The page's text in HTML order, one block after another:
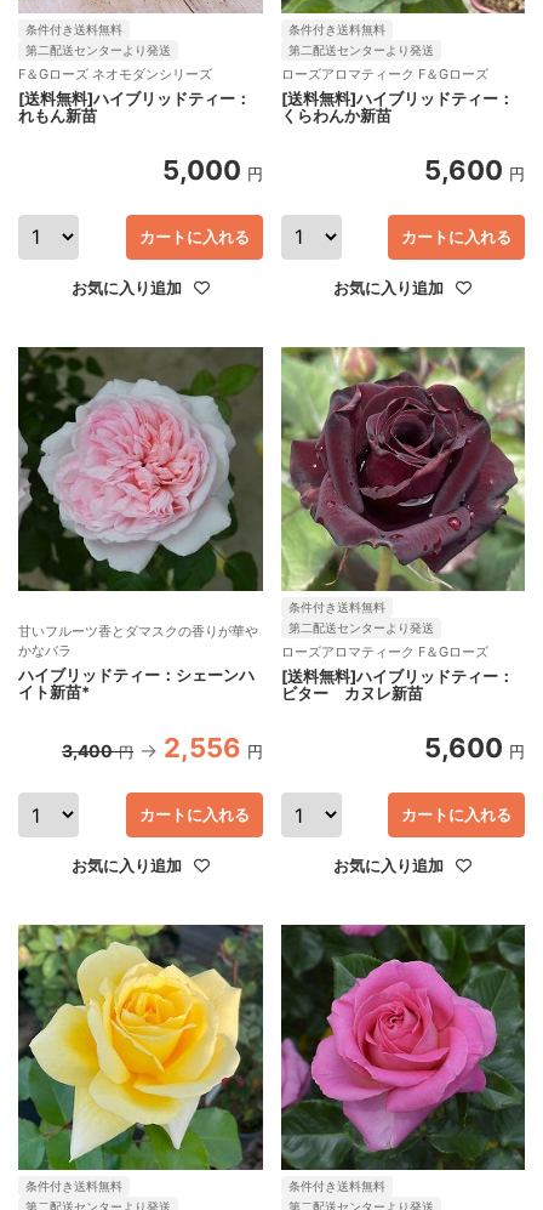
条件付き送料無料
第二配送センターより発送
F＆Gローズ ネオモダンシリーズ
[送料無料]ハイブリッドティー：
れもん新苗
5,000 円
カートに入れる
お気に入り追加
条件付き送料無料
第二配送センターより発送
ローズアロマティーク F＆Gローズ
[送料無料]ハイブリッドティー：
くらわんか新苗
5,600 円
カートに入れる
お気に入り追加
甘いフルーツ香とダマスクの香りが華や
かなバラ
ハイブリッドティー：シェーンハ
イト新苗*
3,400 円 2,556 円
カートに入れる
お気に入り追加
条件付き送料無料
第二配送センターより発送
ローズアロマティーク F＆Gローズ
[送料無料]ハイブリッドティー：
ビター カヌレ新苗
5,600 円
カートに入れる
お気に入り追加
条件付き送料無料
第二配送センターより発送
条件付き送料無料
第二配送センターより発送